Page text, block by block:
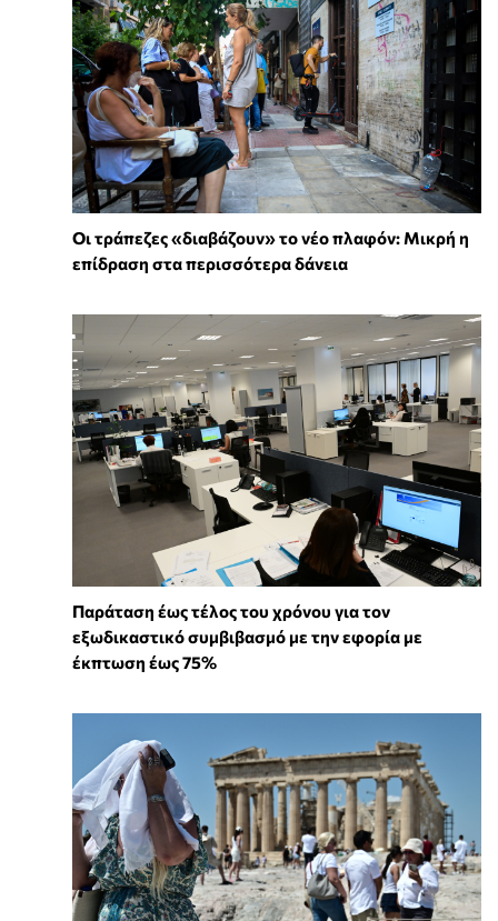
Οι τράπεζες «διαβάζουν» το νέο πλαφόν: Μικρή η
επίδραση στα περισσότερα δάνεια
Παράταση έως τέλος του χρόνου για τον
εξωδικαστικό συμβιβασμό με την εφορία με
έκπτωση έως 75%